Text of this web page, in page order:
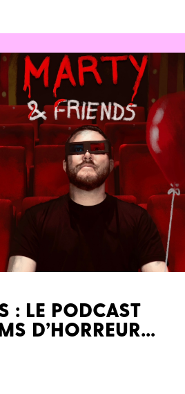
: LE PODCAST
D’HORREUR…